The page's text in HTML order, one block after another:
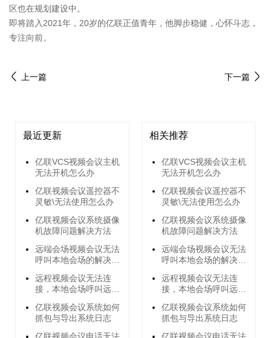
区也在规划建设中。
即将踏入2021年，20岁的亿联正值青年，他脚步稳健，心怀斗志，
专注向前。
上一篇 下一篇
最近更新
亿联VCS视频会议主机
无法开机怎么办
亿联视频会议遥控器不
灵敏\无法使用怎么办
亿联视频会议系统摄像
机故障问题解决方法
远端会场视频会议无法
呼叫本地会场的解决方
远程视频会议无法连
接，本地会场呼叫远端
亿联视频会议系统如何
抓包与导出系统日志
相关推荐
亿联VCS视频会议主机
无法开机怎么办
亿联视频会议遥控器不
灵敏\无法使用怎么办
亿联视频会议系统摄像
机故障问题解决方法
远端会场视频会议无法
呼叫本地会场的解决方
远程视频会议无法连
接，本地会场呼叫远端
亿联视频会议系统如何
抓包与导出系统日志